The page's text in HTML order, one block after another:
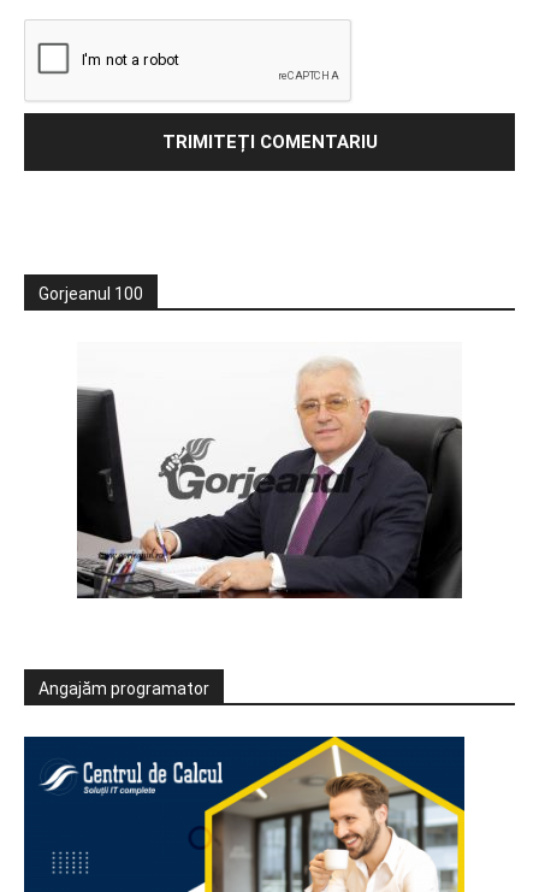
Gorjeanul 100
Angajăm programator